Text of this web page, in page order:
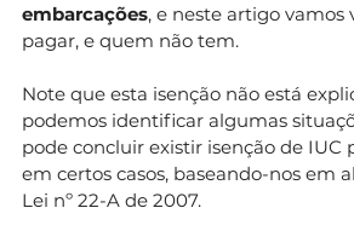
embarcações, e neste artigo
pagar, e quem não tem.
Note que esta isenção não está
podemos identificar algumas
pode concluir existir isenção de IUC
em certos casos, baseando-nos em
Lei nº 22-A de 2007.